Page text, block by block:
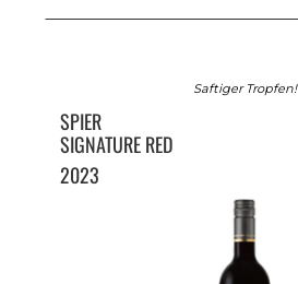
Saftiger Tropfen!
SPIER
SIGNATURE RED
2023